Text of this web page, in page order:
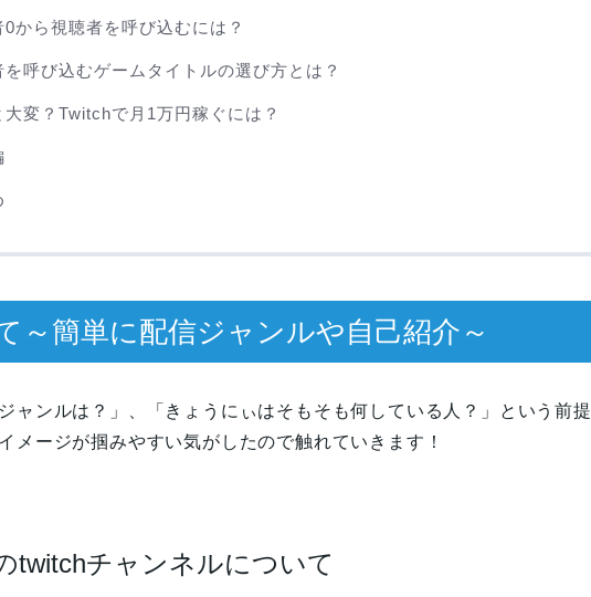
0から視聴者を呼び込むには？
を呼び込むゲームタイトルの選び方とは？
大変？Twitchで月1万円稼ぐには？
～簡単に配信ジャンルや自己紹介～
ャンルは？」、「きょうにぃはそもそも何している人？」という前提
メージが掴みやすい気がしたので触れていきます！
twitchチャンネルについて